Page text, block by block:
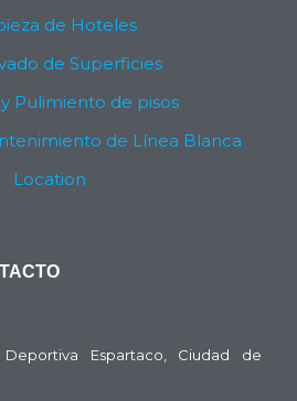
de Hoteles
de Superficies
Pulimiento de pisos
de Línea Blanca
Location
Espartaco, Ciudad de